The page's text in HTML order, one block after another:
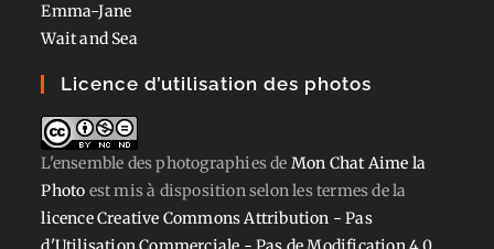
Emma-Jane
Wait and Sea
Licence d’utilisation des photos
L'ensemble des photographiesde Mon Chat Aime la
Photo est mis à disposition selon les termes de la
licence Creative Commons Attribution - Pas